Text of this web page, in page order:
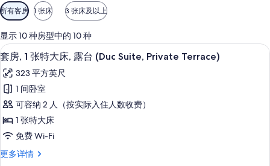
可
用
的
客
房
筛
选
条
所有客房 1 张床 3 张床及以上
显示 10 种房型中的 10 种
显
示
套
房,
1
张
特
大
套房, 1 张特大床, 露台 (Duc Suite,
19
套房, 1 张特大床, 露台 (Duc Suite, Private Terrace)
323 平方英尺
1 间卧室
可容纳 2 人（按实际入住人数收费）
1 张特大床
免费 Wi-Fi
更多详情
套